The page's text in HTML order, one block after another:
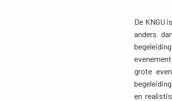
De KNGU
anders
grote
en